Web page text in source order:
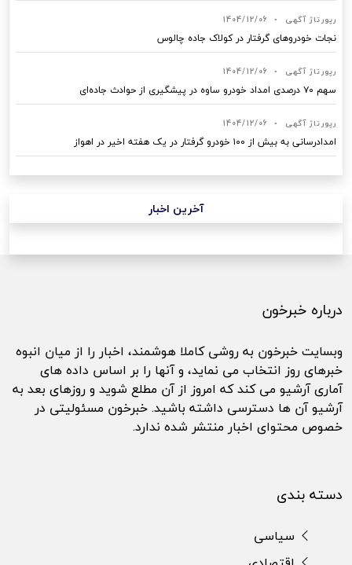
رپورتاژ آگهی •
1404/12/06
نجات خودروهای گرفتار در کولاک جاده چالوس
رپورتاژ آگهی •
1404/12/06
سهم ۷۰ درصدی امداد خودرو ساوه در پیشگیری از حوادث جاده‌ای
رپورتاژ آگهی •
1404/12/06
امدادرسانی به بیش از ۱۰۰ خودرو گرفتار در یک هفته اخیر در اهواز
آخرین اخبار
درباره خبرخون
وبسایت خبرخون به روشی کاملا هوشمند، اخبار را از میان انبوه
خبرهای روز انتخاب می نماید، و آنها را بر اساس داده های
آماری آرشیو می کند که امروز از آن مطلع شوید و روزهای بعد به
آرشیو آن ها دسترسی داشته باشید. خبرخون مسئولیتی در
خصوص محتوای اخبار منتشر شده ندارد.
دسته بندی
سیاسی